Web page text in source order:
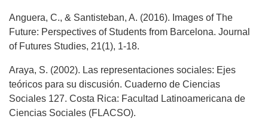
Anguera, C., & Santisteban, A. (2016). Images of The
Future: Perspectives of Students from Barcelona. Journal
of Futures Studies, 21(1), 1-18.
Araya, S. (2002). Las representaciones sociales: Ejes
teóricos para su discusión. Cuaderno de Ciencias
Sociales 127. Costa Rica: Facultad Latinoamericana de
Ciencias Sociales (FLACSO).